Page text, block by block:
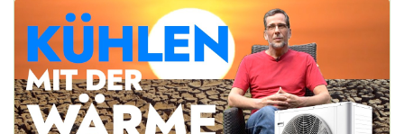
Klimakrise
zu sehen:
Gestörte Lieferketten durch
#Niedrigwasser in Europa, extreme
Hitze, Waldbrände. 🔥
Wollen wir wirklich ausprobieren, wie